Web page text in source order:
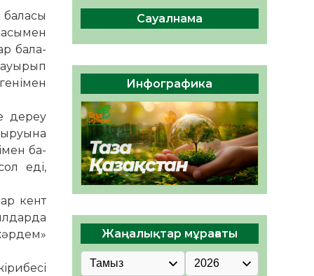
баласы
бала­
дереу
ба­­
еді,
кент
Руслан Рүстемұлы облыс
әкімінің кеңесшісі болып
тағайындалды
05.08.2026
39 0
Сауалнама
Инфографика
Жаңалықтар мұрағаты